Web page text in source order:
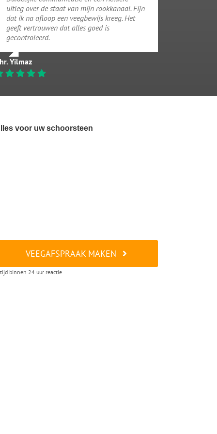
uitleg over de staat van mijn rookkanaal. Fijn
dat ik na afloop een veegbewijs kreeg. Het
geeft vertrouwen dat alles goed is
gecontroleerd.
Yilmaz
voor uw schoorsteen
VEEGAFSPRAAK MAKEN
binnen 24 uur reactie